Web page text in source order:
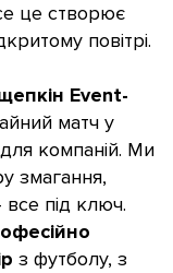
це створює
повітрі.
Event-
матч у
компаній. Ми
змагання,
під ключ.
з футболу, з